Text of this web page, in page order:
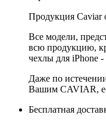
Продукция Caviar
Все модели,
всю продукцию,
чехлы для iPhone -
Даже по
Вашим CAVIAR,
Бесплатная